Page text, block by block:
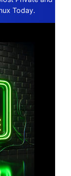
Today.